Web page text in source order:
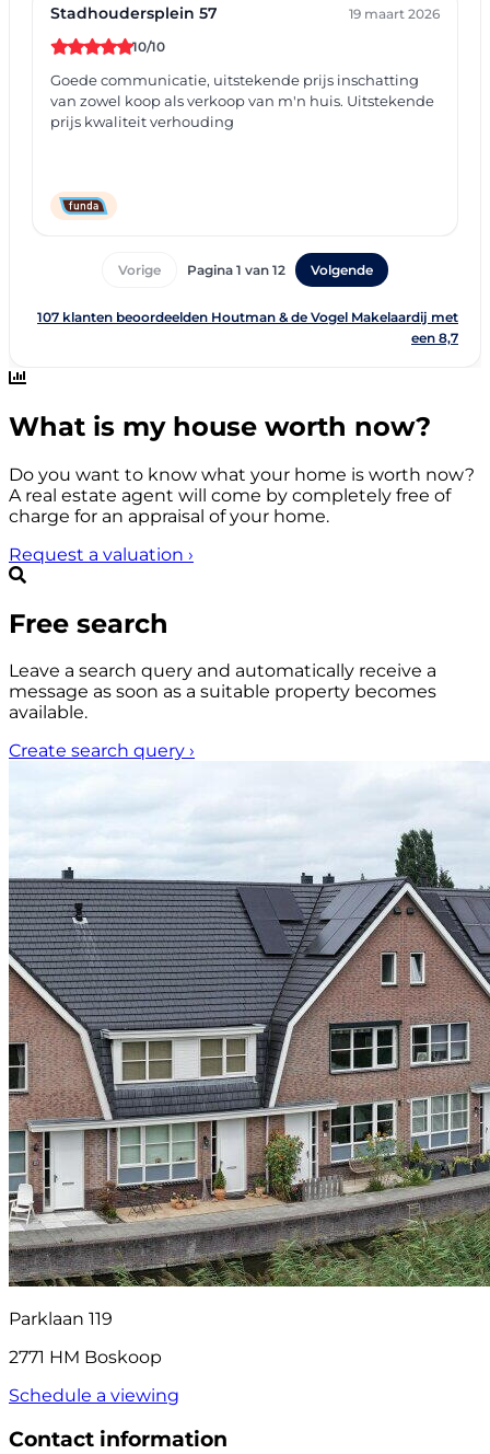
What is my house worth now?
Do you want to know what your home is worth now?
A real estate agent will come by completely free of
charge for an appraisal of your home.
Request a valuation ›
Free search
Leave a search query and automatically receive a
message as soon as a suitable property becomes
available.
Create search query ›
Parklaan 119
2771 HM Boskoop
Schedule a viewing
Contact information